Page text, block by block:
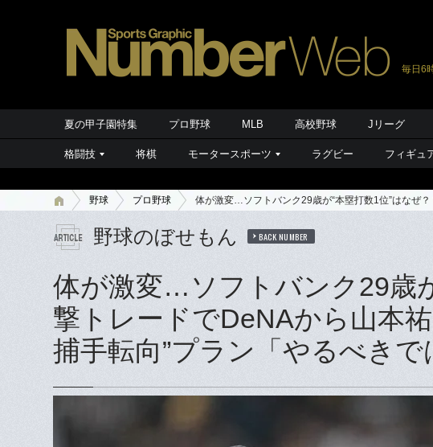
毎日6
夏の甲子園特集 プロ野球 MLB 高校野球 Jリーグ
格闘技 将棋 モータースポーツ ラグビー フィギュ
野球 プロ野球 体が激変…ソフトバンク29歳が“本塁打数1位”はなぜ
野球のぼせもん BACK NUMBER
体が激変…ソフトバンク29歳
撃トレードでDeNAから山本
捕手転向”プラン「やるべきで